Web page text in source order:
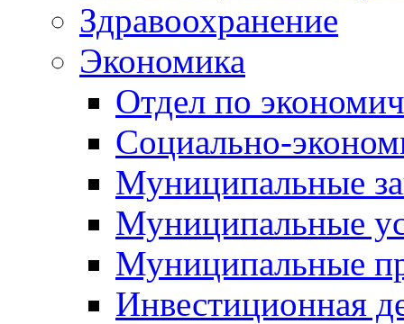
Здравоохранение
Экономика
Отдел по
Социально-
Муниципальные
Муниципальные
Муниципальные
Инвестиционная